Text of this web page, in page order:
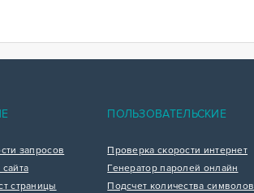
запросов
страницы
ПОЛЬЗОВАТЕЛЬСКИЕ
Проверка скорости интернет
Генератор паролей онлайн
Подсчет количества символов